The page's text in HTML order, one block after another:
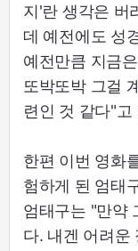
지'란 생각은 버
데 예전에도 성
예전만큼 지금
또박또박 그걸
련인 것 같다"고
한편 이번 영화
험하게 된 엄태
엄태구는 "만약
다. 내겐 어려운